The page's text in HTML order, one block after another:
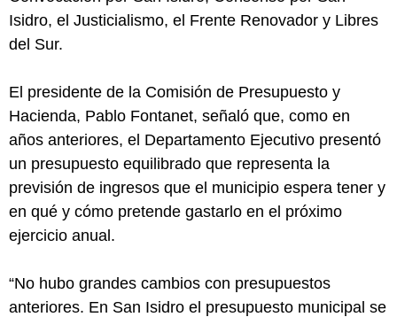
Isidro, el Justicialismo, el Frente Renovador y Libres
del Sur.
El presidente de la Comisión de Presupuesto y
Hacienda, Pablo Fontanet, señaló que, como en
años anteriores, el Departamento Ejecutivo presentó
un presupuesto equilibrado que representa la
previsión de ingresos que el municipio espera tener y
en qué y cómo pretende gastarlo en el próximo
ejercicio anual.
“No hubo grandes cambios con presupuestos
anteriores. En San Isidro el presupuesto municipal se